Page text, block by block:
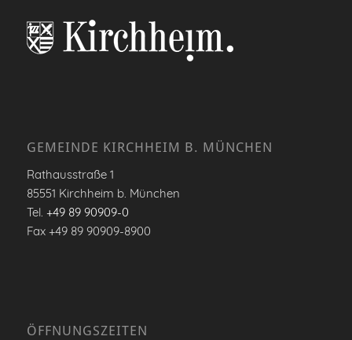
GEMEINDE KIRCHHEIM B. MÜNCHEN
Rathausstraße 1
85551 Kirchheim b. München
Tel. +49 89 90909-0
Fax +49 89 90909-8900
ÖFFNUNGSZEITEN